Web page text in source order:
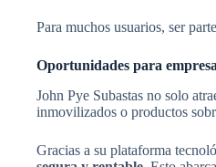
Para muchos usuarios, ser
Oportunidades para
John Pye Subastas no solo
inmovilizados o productos
Gracias a su plataforma